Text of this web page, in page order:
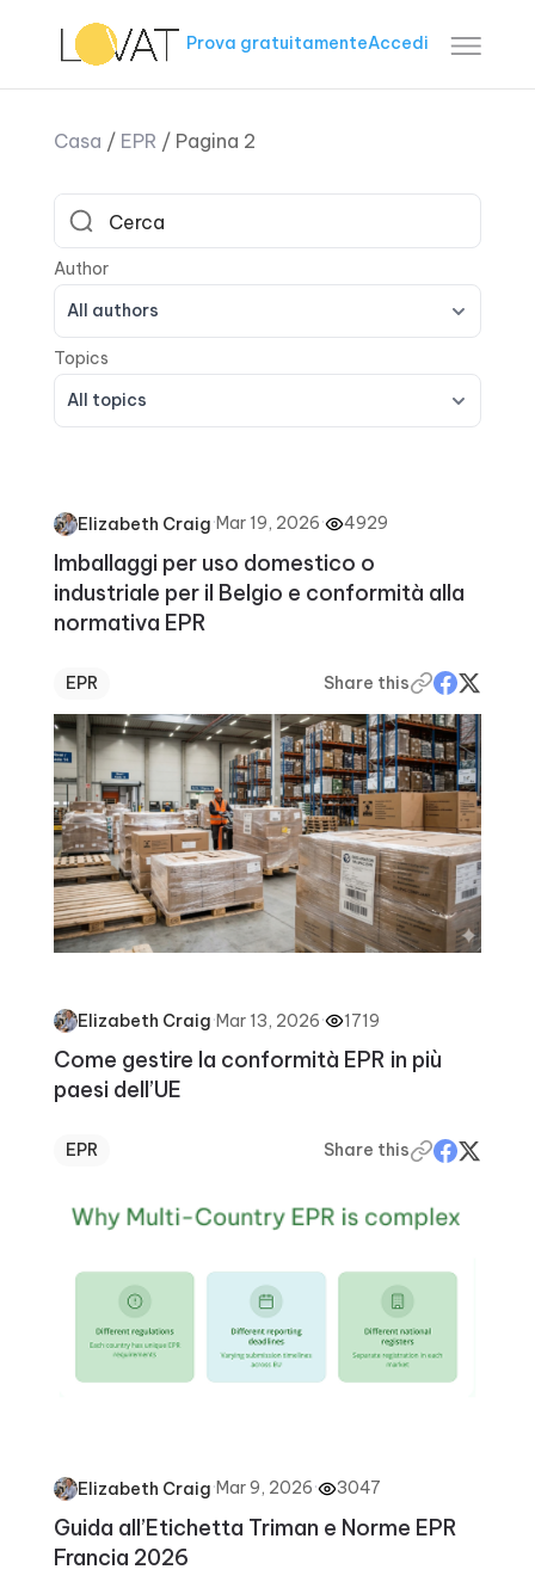
Prova gratuitamenteAccedi
Casa / EPR / Pagina 2
All authors
All topics
Elizabeth Craig·Mar 19, 2026· 4929
Imballaggi per uso domestico o
industriale per il Belgio e conformità alla
normativa EPR
EPR Share this
Elizabeth Craig·Mar 13, 2026· 1719
Come gestire la conformità EPR in più
paesi dell’UE
EPR Share this
Elizabeth Craig·Mar 9, 2026· 3047
Guida all’Etichetta Triman e Norme EPR
Francia 2026